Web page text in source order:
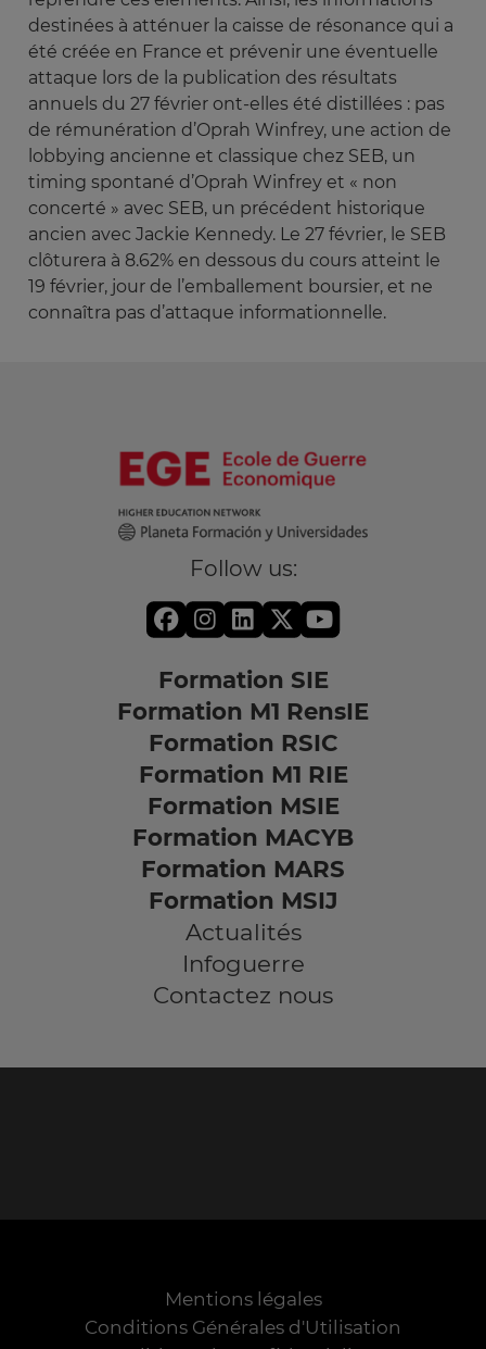
destinées à atténuer la caisse de résonance qui a
été créée en France et prévenir une éventuelle
attaque lors de la publication des résultats
annuels du 27 février ont-elles été distillées : pas
de rémunération d’Oprah Winfrey, une action de
lobbying ancienne et classique chez SEB, un
timing spontané d’Oprah Winfrey et « non
concerté » avec SEB, un précédent historique
ancien avec Jackie Kennedy. Le 27 février, le SEB
clôturera à 8.62% en dessous du cours atteint le
19 février, jour de l’emballement boursier, et ne
connaîtra pas d’attaque informationnelle.
Follow us:
Formation SIE
Formation M1 RensIE
Formation RSIC
Formation M1 RIE
Formation MSIE
Formation MACYB
Formation MARS
Formation MSIJ
Actualités
Infoguerre
Contactez nous
Mentions légales
Conditions Générales d'Utilisation